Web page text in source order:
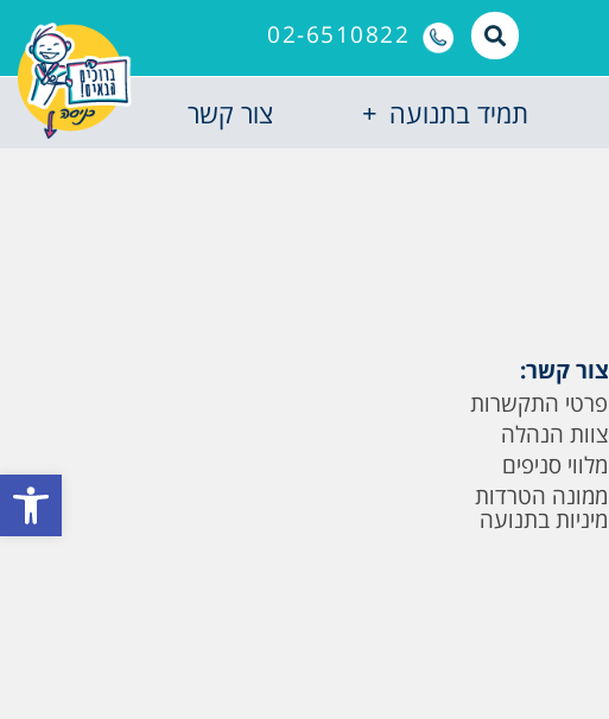
פתח
02-6510822
תמיד בתנועה צור קשר
צור קשר:
פרטי התקשרות
צוות הנהלה
מלווי סניפים
ממונה הטרדות
מיניות בתנועה